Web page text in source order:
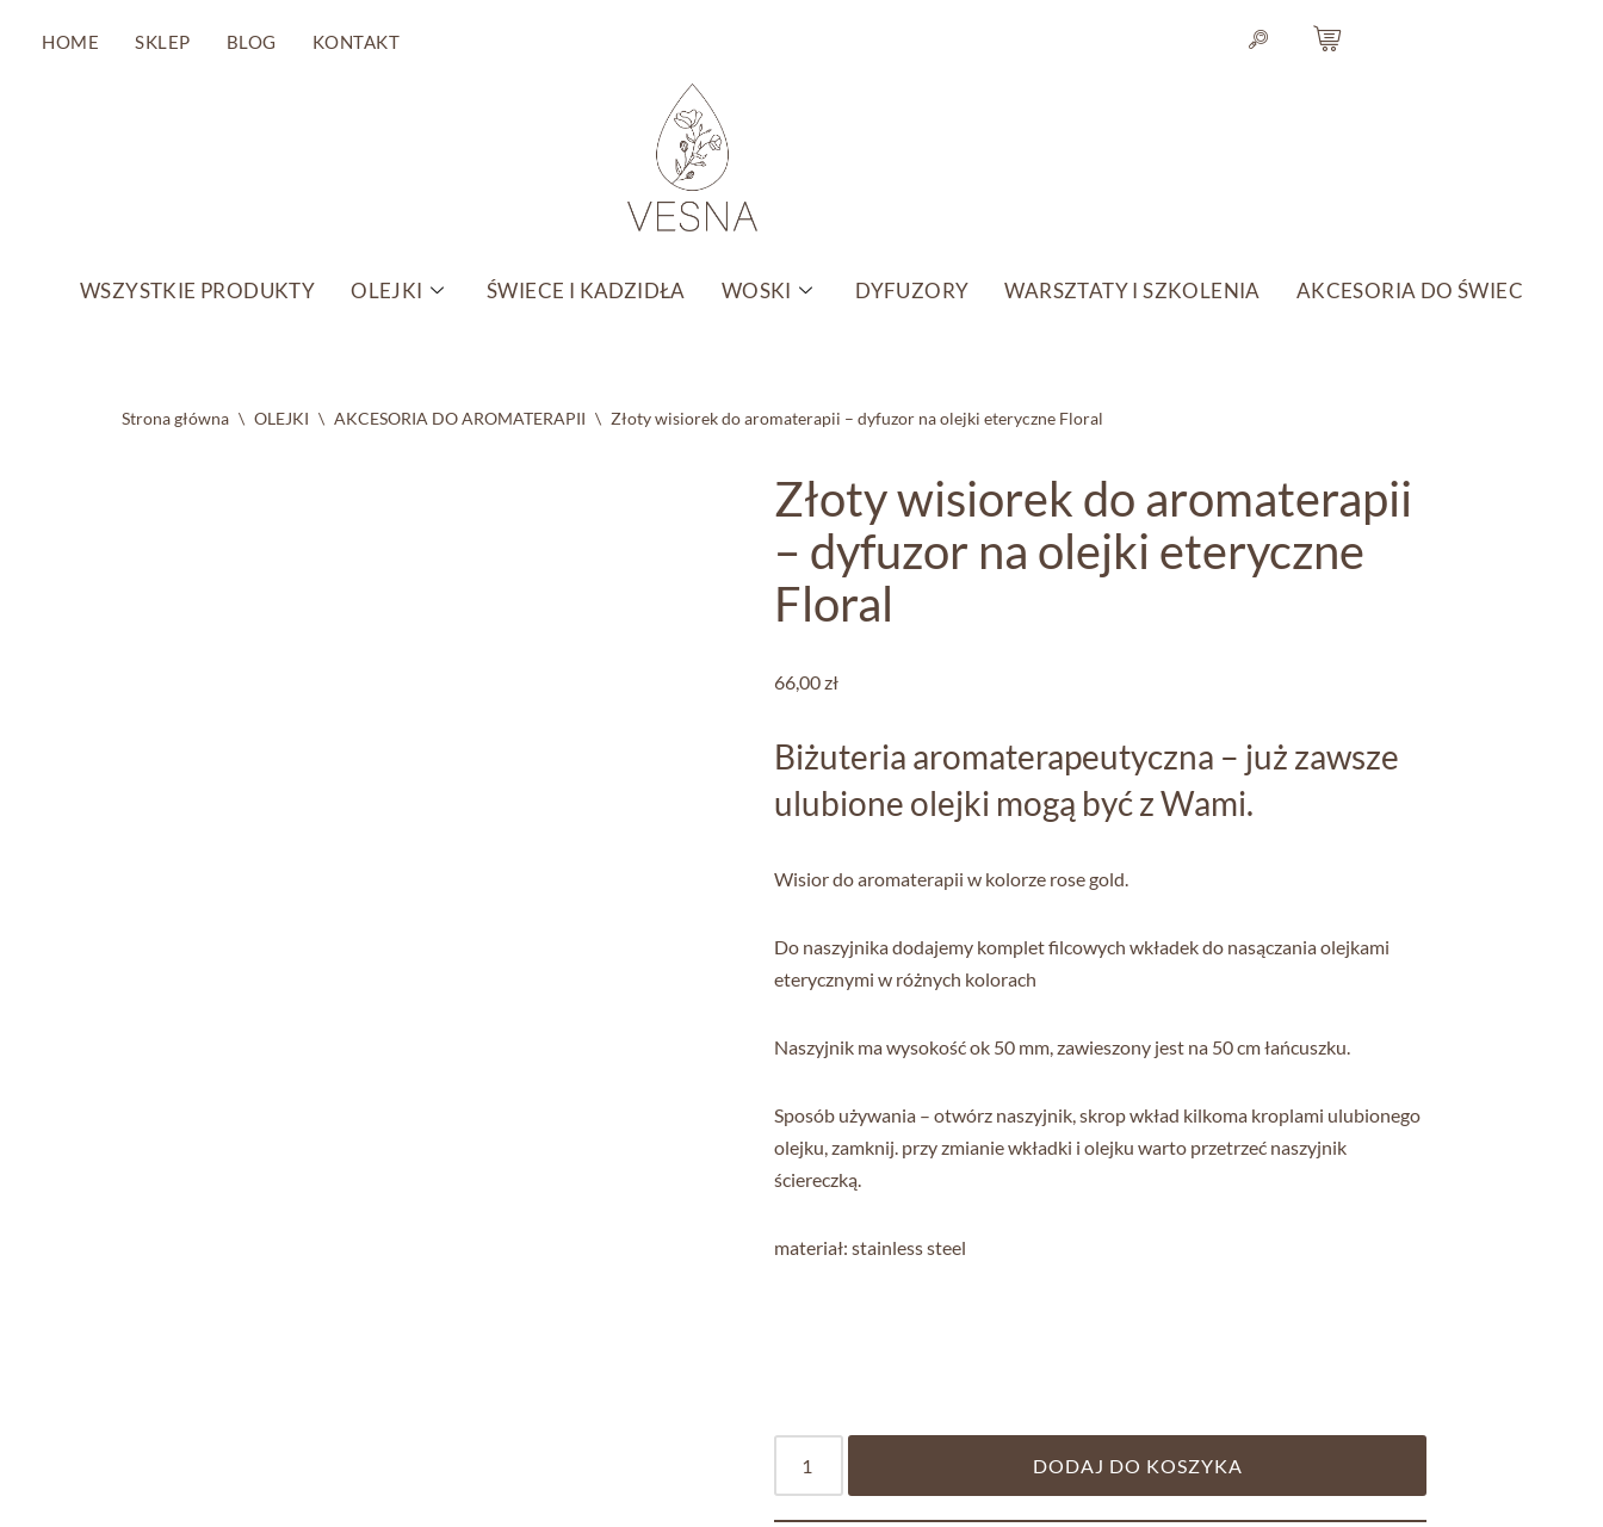
HOME SKLEP BLOG KONTAKT
WSZYSTKIE PRODUKTY OLEJKI ŚWIECE I KADZIDŁA WOSKI DYFUZORY WARSZTATY I SZKOLENIA AKCESORIA DO ŚWIEC
Strona główna \ OLEJKI \ AKCESORIA DO AROMATERAPII \ Złoty wisiorek do aromaterapii – dyfuzor na olejki eteryczne Floral
Złoty wisiorek do aromaterapii
– dyfuzor na olejki eteryczne
Floral
66,00zł
Biżuteria aromaterapeutyczna – już zawsze
ulubione olejki mogą być z Wami.
Wisior do aromaterapii w kolorze rose gold.
Do naszyjnika dodajemy komplet filcowych wkładek do nasączania olejkami
eterycznymi w różnych kolorach
Naszyjnik ma wysokość ok 50 mm, zawieszony jest na 50 cm łańcuszku.
Sposób używania – otwórz naszyjnik, skrop wkład kilkoma kroplami ulubionego
olejku, zamknij. przy zmianie wkładki i olejku warto przetrzeć naszyjnik
ściereczką.
materiał: stainless steel
DODAJ DO KOSZYKA